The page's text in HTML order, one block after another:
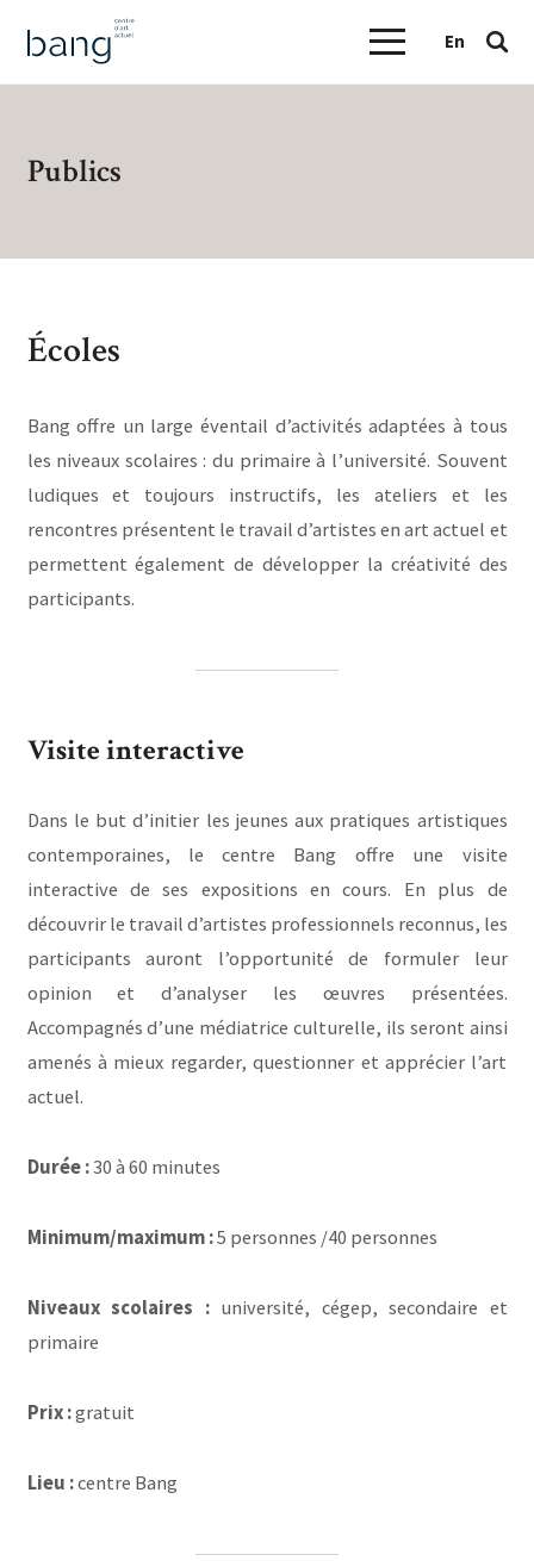
En
Publics
Écoles
Bang offre un large éventail d’activités adaptées à tous
les niveaux scolaires : du primaire à l’université. Souvent
ludiques et toujours instructifs, les ateliers et les
rencontres présentent le travail d’artistes en art actuel et
permettent également de développer la créativité des
participants.
Visite interactive
Dans le but d’initier les jeunes aux pratiques artistiques
contemporaines, le centre Bang offre une visite
interactive de ses expositions en cours. En plus de
découvrir le travail d’artistes professionnels reconnus, les
participants auront l’opportunité de formuler leur
opinion et d’analyser les œuvres présentées.
Accompagnés d’une médiatrice culturelle, ils seront ainsi
amenés à mieux regarder, questionner et apprécier l’art
actuel.
Durée :30 à 60 minutes
Minimum/maximum :5 personnes /40 personnes
Niveaux scolaires :université, cégep, secondaire et
primaire
Prix :gratuit
Lieu :centre Bang